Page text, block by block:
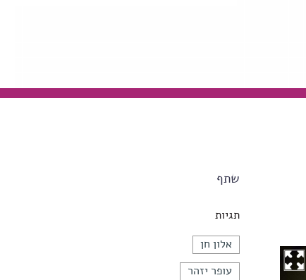
שתף
תגיות
אלון חן
עופר יזהר